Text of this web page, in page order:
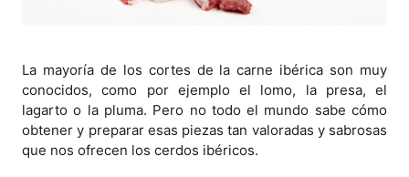
La mayoría de los cortes de la carne ibérica son muy
conocidos, como por ejemplo el lomo, la presa, el
lagarto o la pluma. Pero no todo el mundo sabe cómo
obtener y preparar esas piezas tan valoradas y sabrosas
que nos ofrecen los cerdos ibéricos.